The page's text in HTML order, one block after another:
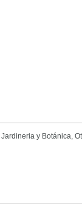
Jardineria y Botánica,